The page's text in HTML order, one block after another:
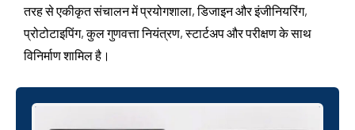
तरह से एकीकृत संचालन में प्रयोगशाला, डिजाइन और इंजीनियरिंग,
प्रोटोटाइपिंग, कुल गुणवत्ता नियंत्रण, स्टार्टअप और परीक्षण के साथ
विनिर्माण शामिल है।